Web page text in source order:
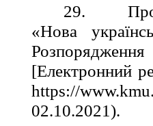
29.
«Нова
[Електронний
https://
02.10.2021).